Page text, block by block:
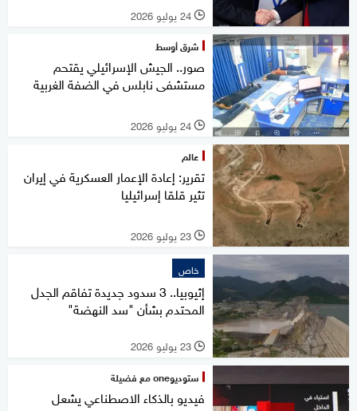
l 24 يوليو 2026
شرق أوسط
صور.. الجيش الإسرائيلي يقتحم
مستشفى نابلس في الضفة الغربية
l 24 يوليو 2026
عالم
تقرير: إعادة الإعمار العسكرية في إيران
تثير قلقا إسرائيليا
l 23 يوليو 2026
خاص
إثيوبيا.. 3 سدود جديدة تفاقم الجدل
المحتدم بشأن "سد النهضة"
l 23 يوليو 2026
ستوديوone مع فضيلة
فيديو بالذكاء الاصطناعي يشعل